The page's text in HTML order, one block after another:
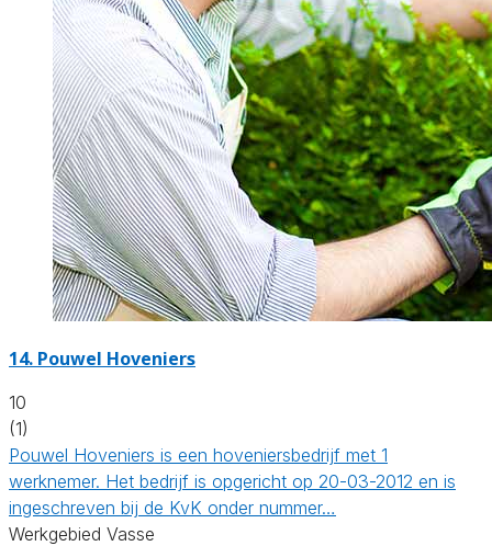
14. Pouwel Hoveniers
10
(1)
Pouwel Hoveniers is een hoveniersbedrijf met 1
werknemer. Het bedrijf is opgericht op 20-03-2012 en is
ingeschreven bij de KvK onder nummer…
Werkgebied Vasse